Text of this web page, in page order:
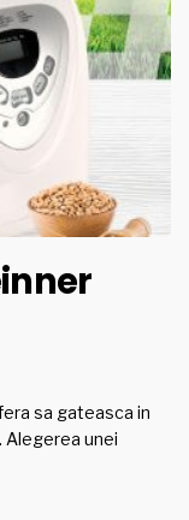
sa gateasca in
Alegerea unei